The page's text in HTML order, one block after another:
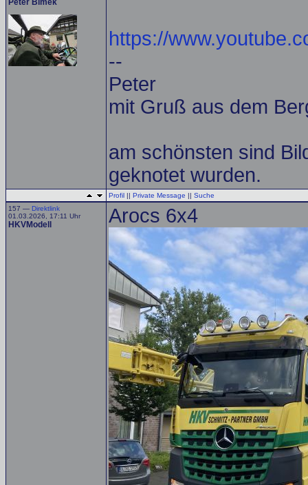
Peter Bimek
https://
--
Peter
mit Gruß aus dem
am schönsten sind
geknotet wurden.
Profil || Private Message || Suche
157 — Direktlink
01.03.2026, 17:11 Uhr
HKVModell Arocs 6x4